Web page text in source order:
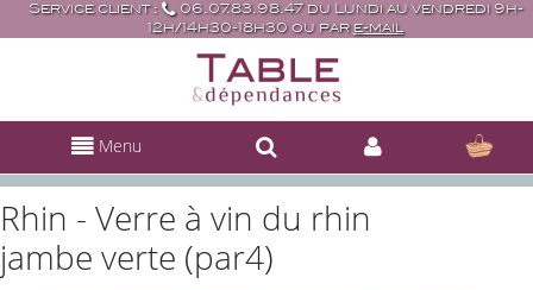
Service client :
06.07.83.98.47 du Lundi au vendredi 9h-
12h/14h30-18h30 ou par e-mail
Menu
Rhin - Verre à vin du rhin
jambe verte (par4)